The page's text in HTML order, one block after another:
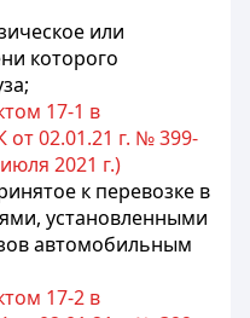
или
которого
17-1 в
от 02.01.21 г. № 399-
2021 г.)
к перевозке в
установленными
автомобильным
17-2 в